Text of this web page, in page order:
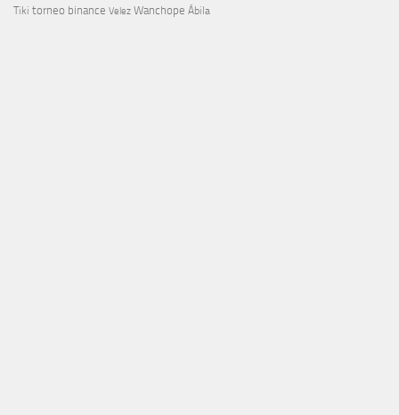
Tiki torneo binance Velez Wanchope Ábila